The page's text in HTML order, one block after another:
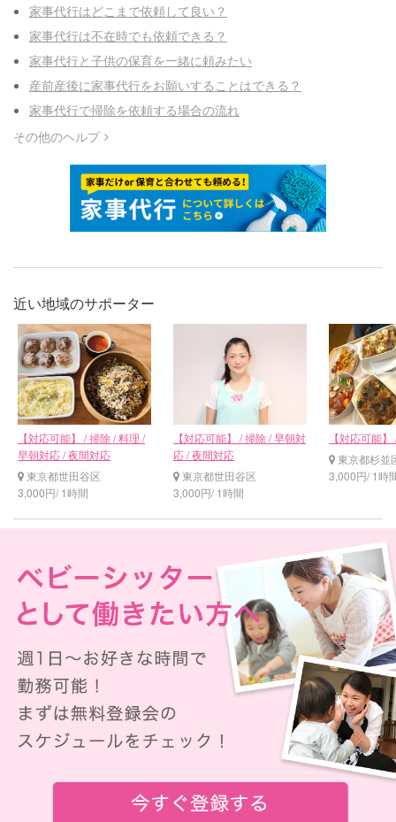
家事代行はどこまで依頼して良い？
家事代行は不在時でも依頼できる？
家事代行と子供の保育を一緒に頼みたい
産前産後に家事代行をお願いすることはできる？
家事代行で掃除を依頼する場合の流れ
その他のヘルプ
近い地域のサポーター
【対応可能】 / 掃除 / 料理 /
早朝対応 / 夜間対応
東京都世田谷区
3,000円/ 1時間
【対応可能】 / 掃除 / 早朝対
応 / 夜間対応
東京都世田谷区
3,000円/ 1時間
【対応可能
東京都杉並
3,000円/ 1時